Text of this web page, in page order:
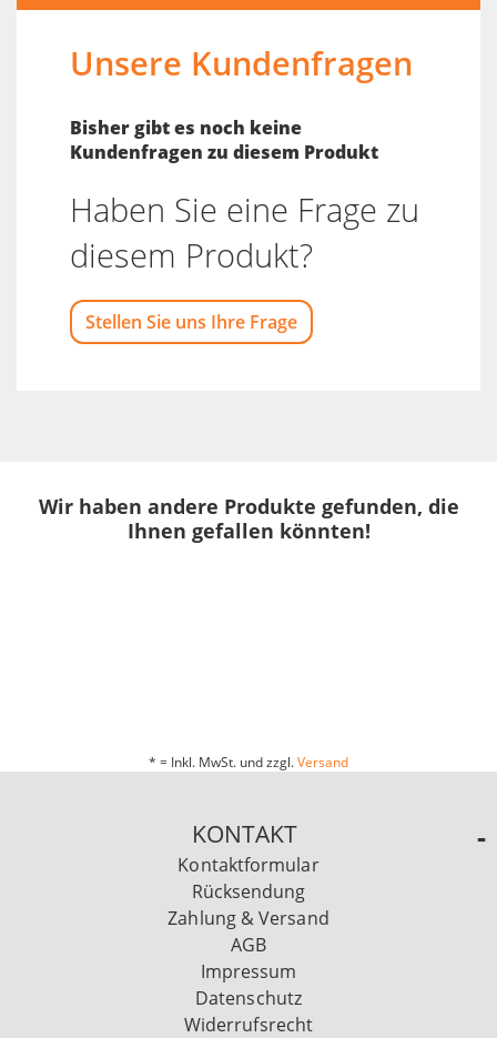
Unsere Kundenfragen
Bisher gibt es noch keine
Kundenfragen zu diesem Produkt
Haben Sie eine Frage zu
diesem Produkt?
Stellen Sie uns Ihre Frage
Wir haben andere Produkte gefunden, die
Ihnen gefallen könnten!
* = Inkl. MwSt. und zzgl.Versand
KONTAKT
Kontaktformular
Rücksendung
Zahlung & Versand
AGB
Impressum
Datenschutz
Widerrufsrecht